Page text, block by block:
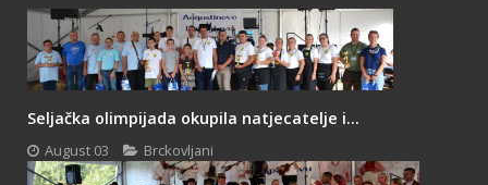
Seljačka olimpijada okupila natjecatelje i...
August 03 Brckovljani